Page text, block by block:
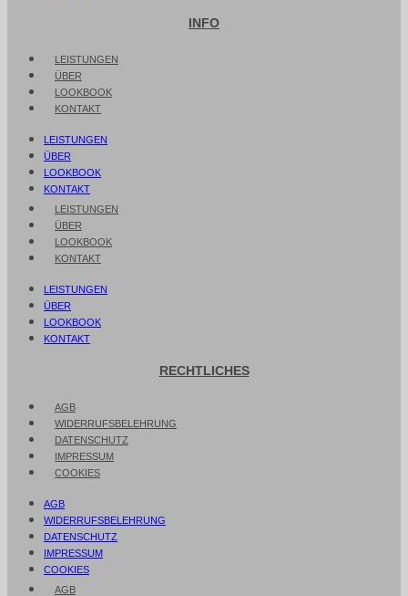
INFO
LEISTUNGEN
ÜBER
LOOKBOOK
KONTAKT
LEISTUNGEN
ÜBER
LOOKBOOK
KONTAKT
LEISTUNGEN
ÜBER
LOOKBOOK
KONTAKT
LEISTUNGEN
ÜBER
LOOKBOOK
KONTAKT
RECHTLICHES
AGB
WIDERRUFSBELEHRUNG
DATENSCHUTZ
IMPRESSUM
COOKIES
AGB
WIDERRUFSBELEHRUNG
DATENSCHUTZ
IMPRESSUM
COOKIES
AGB